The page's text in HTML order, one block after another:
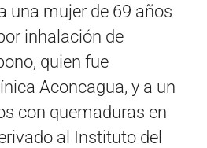
una mujer de 69 años
inhalación de
quien fue
Aconcagua, y a un
con quemaduras en
al Instituto del